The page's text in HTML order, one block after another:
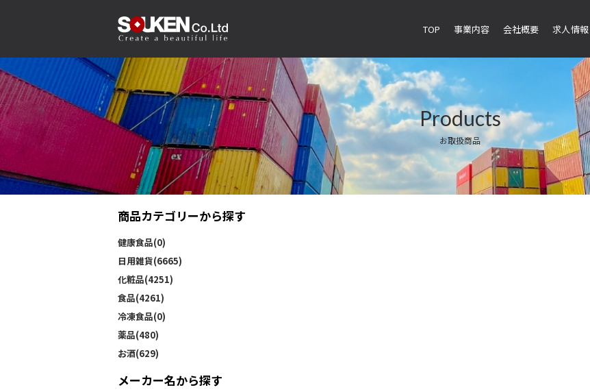
TOP 事業内容 会社概要 求人情報
Products
お取扱商品
商品カテゴリーから探す
健康食品(0)
日用雑貨(6665)
化粧品(4251)
食品(4261)
冷凍食品(0)
薬品(480)
お酒(629)
メーカー名から探す